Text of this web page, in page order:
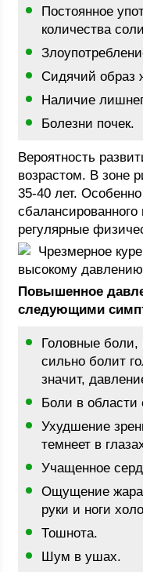
Постоянное
количества
Сидячий образ
Наличие
Болезни почек.
Вероятность
возрастом. В зоне
35-40 лет.
сбалансированного
регулярные
Чрезмерное
высокому давлению
Повышенное
следующими
Головные боли,
сильно болит
значит,
Боли в области
Ухудшение
темнеет в
Учащенное
Ощущение
руки и ноги
Тошнота.
Шум в ушах.